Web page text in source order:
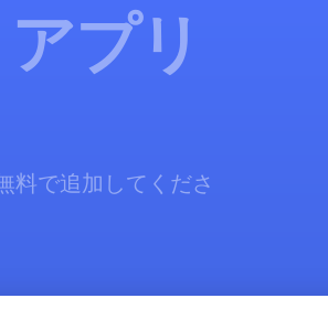
プリ
料で追加してくださ